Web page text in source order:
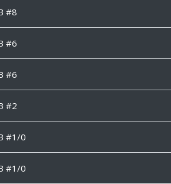
#8
#6
#6
#2
#1/0
#1/0